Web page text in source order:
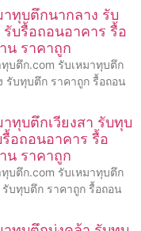
าทุบตึกนากลาง รับ
บรื้อถอนอาคาร รื้อ
น ราคาถูก
ทุบตึก.com รับเหมาทุบตึก
รับทุบตึก ราคาถูก รื้อถอน
าทุบตึกเวียงสา รับทุบ
อถอนอาคาร รื้อ
น ราคาถูก
ทุบตึก.com รับเหมาทุบตึก
รับทุบตึก ราคาถูก รื้อถอน